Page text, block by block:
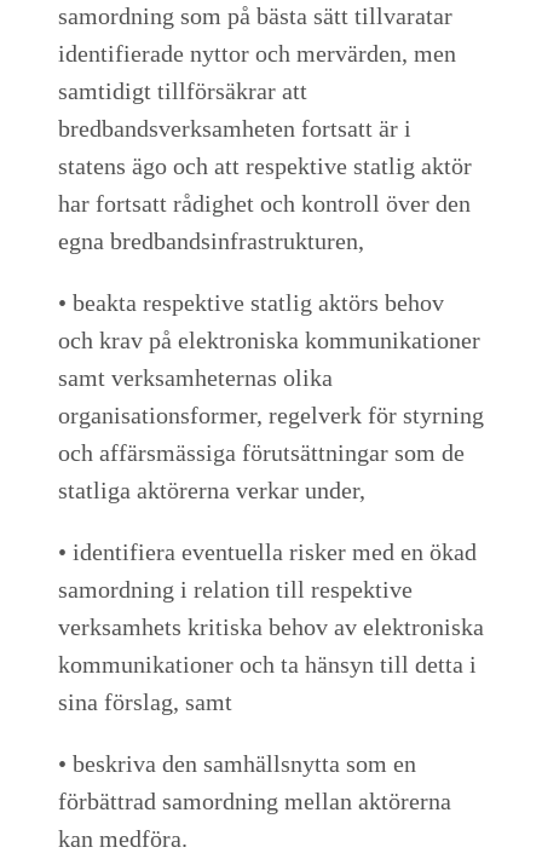
samordning som på bästa sätt tillvaratar
identifierade nyttor och mervärden, men
samtidigt tillförsäkrar att
bredbandsverksamheten fortsatt är i
statens ägo och att respektive statlig aktör
har fortsatt rådighet och kontroll över den
egna bredbandsinfrastrukturen,
• beakta respektive statlig aktörs behov
och krav på elektroniska kommunikationer
samt verksamheternas olika
organisationsformer, regelverk för styrning
och affärsmässiga förutsättningar som de
statliga aktörerna verkar under,
• identifiera eventuella risker med en ökad
samordning i relation till respektive
verksamhets kritiska behov av elektroniska
kommunikationer och ta hänsyn till detta i
sina förslag, samt
• beskriva den samhällsnytta som en
förbättrad samordning mellan aktörerna
kan medföra.